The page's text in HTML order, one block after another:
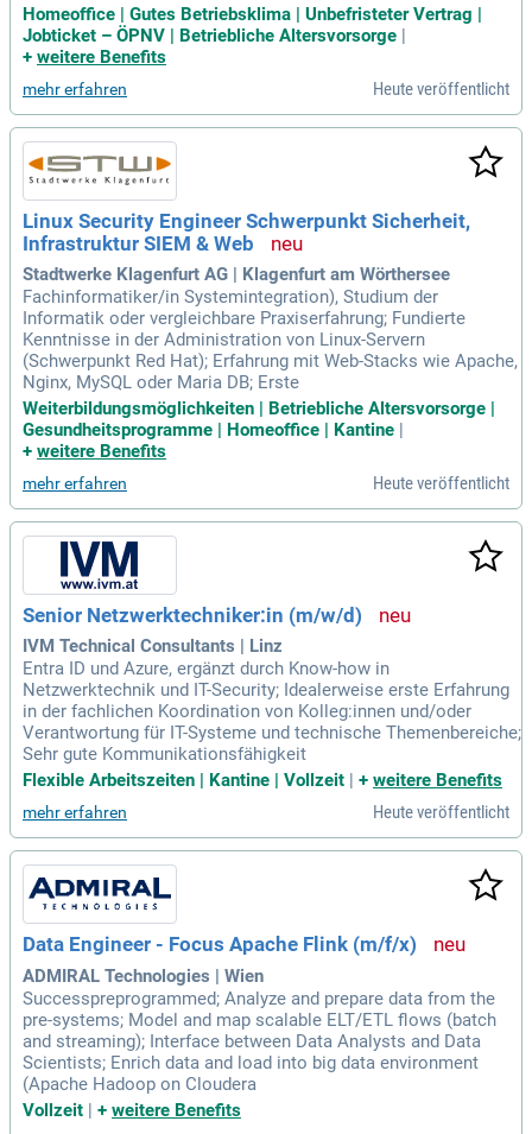
Homeoffice | Gutes Betriebsklima | Unbefristeter Vertrag |
Jobticket – ÖPNV | Betriebliche Altersvorsorge |
+ weitere Benefits
mehr erfahren Heute veröffentlicht
Linux Security Engineer Schwerpunkt Sicherheit,
Infrastruktur SIEM & Web
Stadtwerke Klagenfurt AG | Klagenfurt am Wörthersee
Fachinformatiker/in Systemintegration), Studium der
Informatik oder vergleichbare Praxiserfahrung; Fundierte
Kenntnisse in der Administration von Linux-Servern
(Schwerpunkt Red Hat); Erfahrung mit Web-Stacks wie Apache,
Nginx, MySQL oder Maria DB; Erste
Weiterbildungsmöglichkeiten | Betriebliche Altersvorsorge |
Gesundheitsprogramme | Homeoffice | Kantine |
+ weitere Benefits
mehr erfahren Heute veröffentlicht
Senior Netzwerktechniker:in (m/w/d)
IVM Technical Consultants | Linz
Entra ID und Azure, ergänzt durch Know-how in
Netzwerktechnik und IT-Security; Idealerweise erste Erfahrung
in der fachlichen Koordination von Kolleg:innen und/oder
Verantwortung für IT-Systeme und technische Themenbereiche;
Sehr gute Kommunikationsfähigkeit
Flexible Arbeitszeiten | Kantine | Vollzeit
+ weitere Benefits
mehr erfahren Heute veröffentlicht
Data Engineer - Focus Apache Flink (m/f/x)
ADMIRAL Technologies | Wien
Successpreprogrammed; Analyze and prepare data from the
pre-systems; Model and map scalable ELT/ETL flows (batch
and streaming); Interface between Data Analysts and Data
Scientists; Enrich data and load into big data environment
(Apache Hadoop on Cloudera
Vollzeit | + weitere Benefits